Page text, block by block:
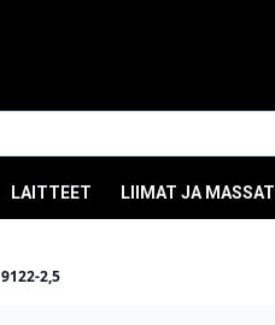
LAITTEET LIIMAT JA MASSAT
9122-2,5